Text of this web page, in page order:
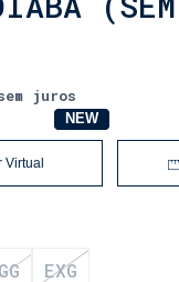
juros
Virtual
NOVO
NEW
GG EXG